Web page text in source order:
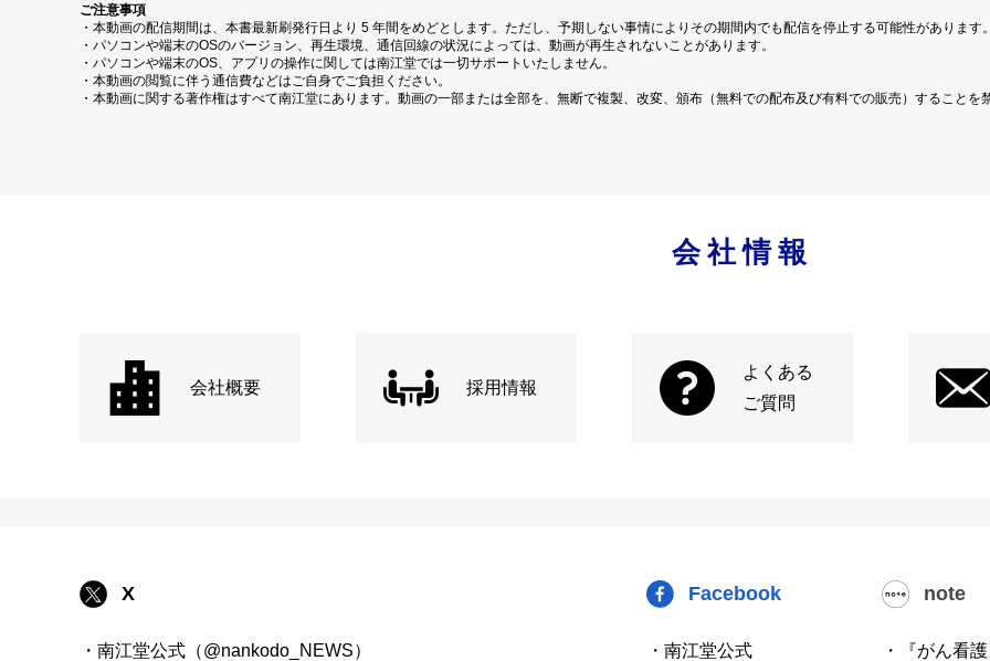
ご注意事項
・本動画の配信期間は、本書最新刷発行日より 5 年間をめどとします。ただし、予期しない事情によりその期間内でも配信を停止する可能性があります
・パソコンや端末のOSのバージョン、再生環境、通信回線の状況によっては、動画が再生されないことがあります。
・パソコンや端末のOS、アプリの操作に関しては南江堂では一切サポートいたしません。
・本動画の閲覧に伴う通信費などはご自身でご負担ください。
・本動画に関する著作権はすべて南江堂にあります。動画の一部または全部を、無断で複製、改変、頒布（無料での配布及び有料での販売）することを
会社情報
会社概要 採用情報
よくある
ご質問
X
・南江堂公式（@nankodo_NEWS）
Facebook
・南江堂公式
note
・『がん看